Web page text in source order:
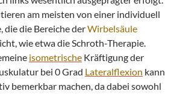
am meisten von einer individuell
die die Bereiche derWirbelsäule
wie etwa die Schroth-Therapie.
isometrische Kräftigung der
bei 0 Grad Lateralflexion kann
bemerkbar machen, da dabei sowohl